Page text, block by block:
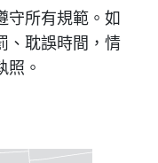
守所有規範。如
、耽誤時間，情
照。